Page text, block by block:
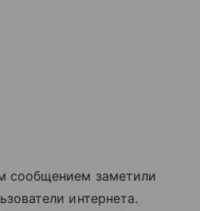
сообщением заметили
интернета.